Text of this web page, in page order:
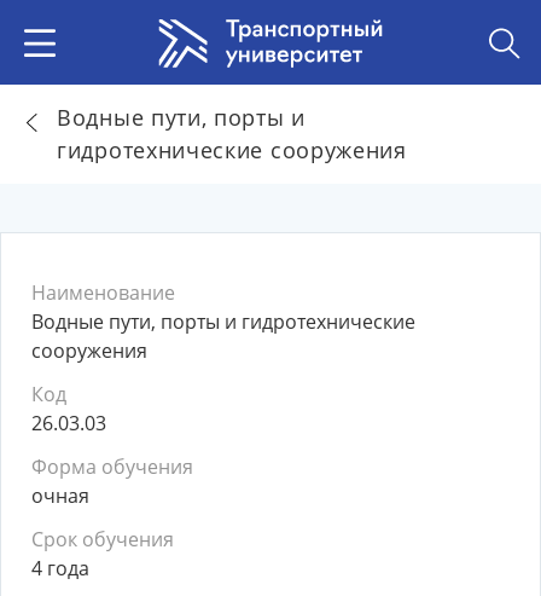
Водные пути, порты и
гидротехнические сооружения
Наименование
Водные пути, порты и гидротехнические
сооружения
Код
26.03.03
Форма обучения
очная
Срок обучения
4 года